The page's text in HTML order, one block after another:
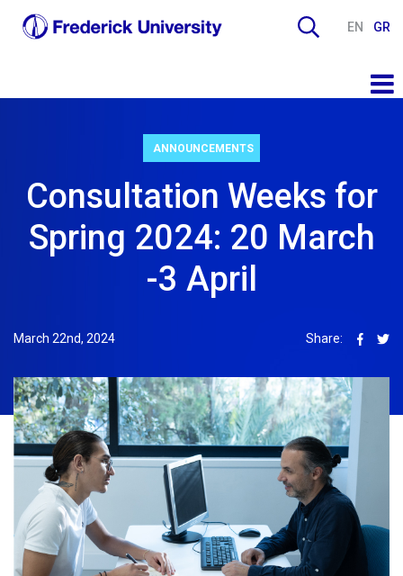
EN GR
ANNOUNCEMENTS
Consultation Weeks for
Spring 2024: 20 March
-3 April
March 22nd, 2024 Share: